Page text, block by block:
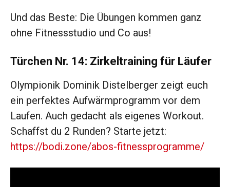
Und das Beste: Die Übungen kommen ganz
ohne Fitnessstudio und Co aus!
Türchen Nr. 14: Zirkeltraining für Läufer
Olympionik Dominik Distelberger zeigt euch
ein perfektes Aufwärmprogramm vor dem
Laufen. Auch gedacht als eigenes Workout.
Schaffst du 2 Runden? Starte jetzt:
https://bodi.zone/abos-fitnessprogramme/